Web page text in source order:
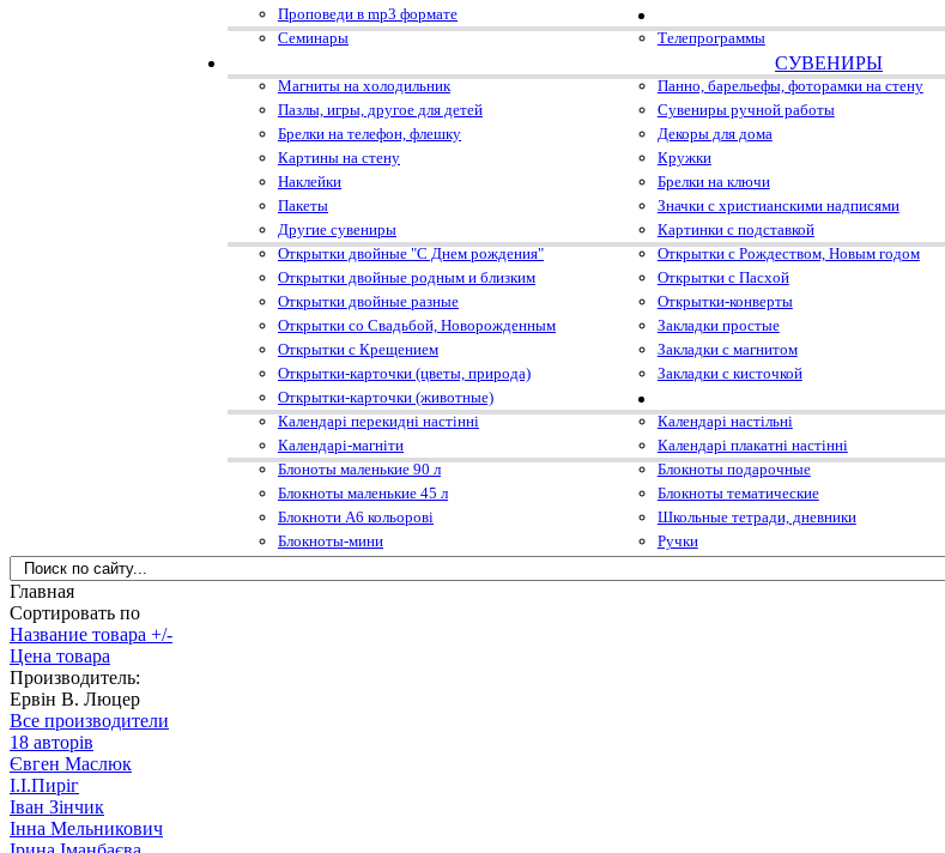
Проповеди в mp3 формате
Семинары Телепрограммы
СУВЕНИРЫ
Магниты на холодильник Панно, барельефы, фоторамки на стену
Пазлы, игры, другое для детей
Сувениры ручной работы
Брелки на телефон, флешку
Декоры для дома
Картины на стену
Кружки
Наклейки
Брелки на ключи
Пакеты
Значки с христианскими надписями
Другие сувениры
Картинки с подставкой
Открытки двойные "С Днем рождения" Открытки с Рождеством, Новым годом
Открытки двойные родным и близким
Открытки с Пасхой
Открытки двойные разные
Открытки-конверты
Открытки со Свадьбой, Новорожденным
Закладки простые
Открытки с Крещением
Закладки с магнитом
Открытки-карточки (цветы, природа)
Закладки с кисточкой
Открытки-карточки (животные)
Календарі перекидні настінні Календарі настільні
Календарі-магніти
Календарі плакатні настінні
Блоноты маленькие 90 л Блокноты подарочные
Блокноты маленькие 45 л
Блокноты тематические
Блокноти А6 кольорові
Школьные тетради, дневники
Блокноты-мини
Ручки
Главная
Сортировать по
Название товара +/-
Цена товара
Производитель:
Ервін В. Люцер
Все производители
18 авторів
Євген Маслюк
І.І.Пиріг
Іван Зінчик
Інна Мельникович